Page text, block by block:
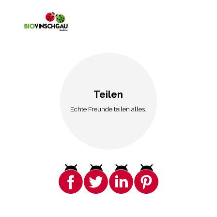
Teilen
Echte Freunde teilen alles.